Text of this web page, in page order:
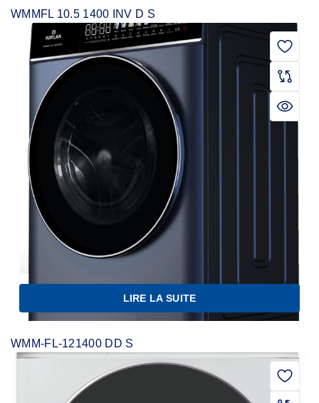
WMMFL 10.5 1400 INV D S
LIRE LA SUITE
WMM-FL-121400 DD S